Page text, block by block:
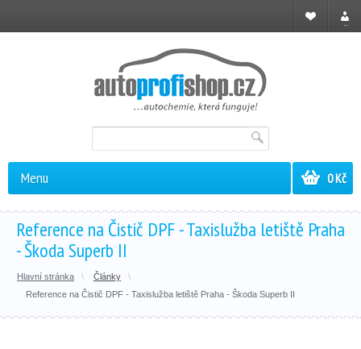
Registrace
0 Kč
Menu
Reference na Čistič DPF - Taxislužba letiště Praha
- Škoda Superb II
Hlavní stránka
Články
Reference na Čistič DPF - Taxislužba letiště Praha - Škoda Superb II